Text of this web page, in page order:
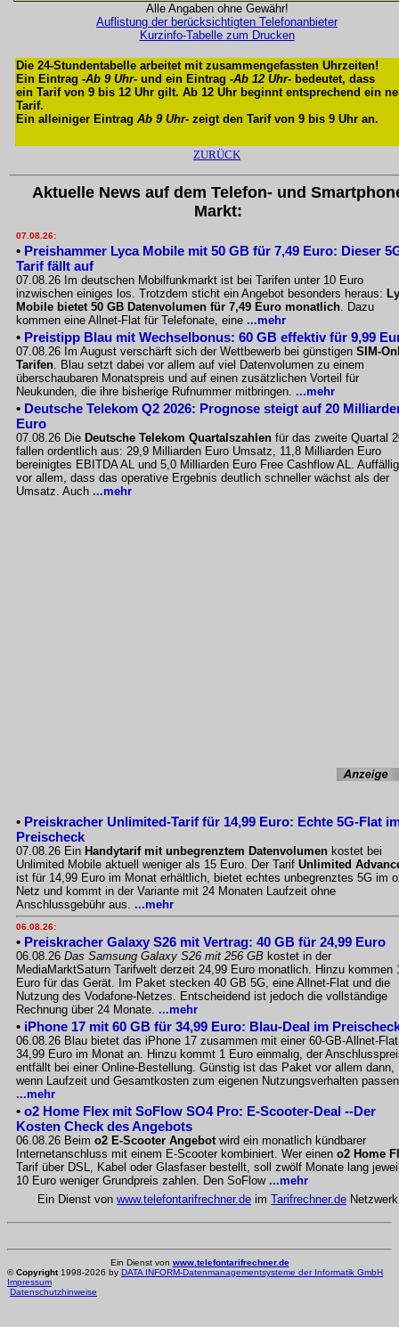
Alle Angaben ohne Gewähr!
Auflistung der berücksichtigten Telefonanbieter
Kurzinfo-Tabelle zum Drucken
Die 24-Stundentabelle arbeitet mit zusammengefassten Uhrzeiten!
Ein Eintrag -Ab 9 Uhr- und ein Eintrag -Ab 12 Uhr- bedeutet, dass
ein Tarif von 9 bis 12 Uhr gilt. Ab 12 Uhr beginnt entsprechend ein
Tarif.
Ein alleiniger Eintrag Ab 9 Uhr- zeigt den Tarif von 9 bis 9 Uhr an.
ZURÜCK
Aktuelle News auf dem Telefon- und
Markt:
07.08.26:
• Preishammer Lyca Mobile mit 50 GB für 7,49 Euro: Dieser
Tarif fällt auf
07.08.26 Im deutschen Mobilfunkmarkt ist bei Tarifen unter 10 Euro
inzwischen einiges los. Trotzdem sticht ein Angebot besonders heraus:
Mobile bietet 50 GB Datenvolumen für 7,49 Euro monatlich. Dazu
kommen eine Allnet-Flat für Telefonate, eine ...mehr
• Preistipp Blau mit Wechselbonus: 60 GB effektiv für 9,99
07.08.26 Im August verschärft sich der Wettbewerb bei günstigen SIM-
Tarifen. Blau setzt dabei vor allem auf viel Datenvolumen zu einem
überschaubaren Monatspreis und auf einen zusätzlichen Vorteil für
Neukunden, die ihre bisherige Rufnummer mitbringen. ...mehr
• Deutsche Telekom Q2 2026: Prognose steigt auf 20
Euro
07.08.26 Die Deutsche Telekom Quartalszahlen für das zweite Quartal
fallen ordentlich aus: 29,9 Milliarden Euro Umsatz, 11,8 Milliarden Euro
bereinigtes EBITDA AL und 5,0 Milliarden Euro Free Cashflow AL.
vor allem, dass das operative Ergebnis deutlich schneller wächst als der
Umsatz. Auch ...mehr
• Preiskracher Unlimited-Tarif für 14,99 Euro: Echte 5G-Flat
Preischeck
07.08.26 Ein Handytarif mit unbegrenztem Datenvolumen kostet bei
Unlimited Mobile aktuell weniger als 15 Euro. Der Tarif Unlimited
ist für 14,99 Euro im Monat erhältlich, bietet echtes unbegrenztes 5G im
Netz und kommt in der Variante mit 24 Monaten Laufzeit ohne
Anschlussgebühr aus. ...mehr
06.08.26:
• Preiskracher Galaxy S26 mit Vertrag: 40 GB für 24,99 Euro
06.08.26 Das Samsung Galaxy S26 mit 256 GB kostet in der
MediaMarktSaturn Tarifwelt derzeit 24,99 Euro monatlich. Hinzu kommen
Euro für das Gerät. Im Paket stecken 40 GB 5G, eine Allnet-Flat und die
Nutzung des Vodafone-Netzes. Entscheidend ist jedoch die vollständige
Rechnung über 24 Monate. ...mehr
• iPhone 17 mit 60 GB für 34,99 Euro: Blau-Deal im
06.08.26 Blau bietet das iPhone 17 zusammen mit einer 60-GB-Allnet-
34,99 Euro im Monat an. Hinzu kommt 1 Euro einmalig, der
entfällt bei einer Online-Bestellung. Günstig ist das Paket vor allem dann,
wenn Laufzeit und Gesamtkosten zum eigenen Nutzungsverhalten
...mehr
• o2 Home Flex mit SoFlow SO4 Pro: E-Scooter-Deal --Der
Kosten Check des Angebots
06.08.26 Beim o2 E-Scooter Angebotwird ein monatlich kündbarer
Internetanschluss mit einem E-Scooter kombiniert. Wer einen o2 Home
Tarif über DSL, Kabel oder Glasfaser bestellt, soll zwölf Monate lang
10 Euro weniger Grundpreis zahlen. Den SoFlow ...mehr
Ein Dienst von www.telefontarifrechner.de im Tarifrechner.de Netzwerk
Ein Dienst von www.telefontarifrechner.de
©Copyright1998-2026 by DATA INFORM-Datenmanagementsysteme der Informatik GmbH
Impressum
Datenschutzhinweise